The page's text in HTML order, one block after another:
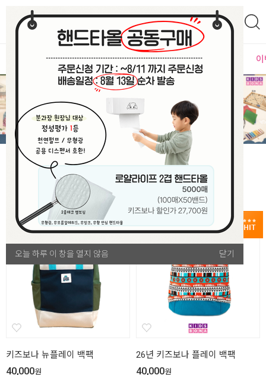
오늘 하루 이 창을 열지 않음 닫기
오늘 하루 이 창을 열지 않음 닫기
MD추천 PLAYLAB NEW BEST
【HOT! ITEM 】
키즈보나 뉴플레이 백팩
40,000원
26년 키즈보나 플레이 백팩
40,000원